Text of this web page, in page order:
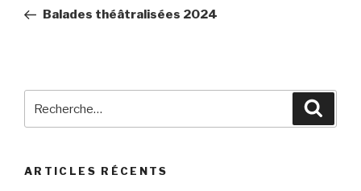
l’article
précédent
Balades théâtralisées 2024
ARTICLES RÉCENTS